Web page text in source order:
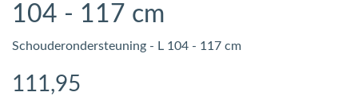
104 - 117 cm
Schouderondersteuning - L 104 - 117 cm
111 ,95